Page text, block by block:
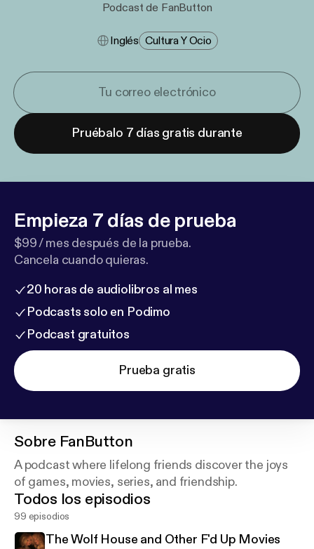
Podcast de FanButton
Inglés Cultura Y Ocio
Pruébalo 7 días gratis durante
Empieza 7 días de prueba
$99 / mes después de la prueba.
Cancela cuando quieras.
20 horas de audiolibros al mes
Podcasts solo en Podimo
Podcast gratuitos
Prueba gratis
Sobre FanButton
A podcast where lifelong friends discover the joys
of games, movies, series, and friendship.
Todos los episodios
99 episodios
The Wolf House and Other F'd Up Movies